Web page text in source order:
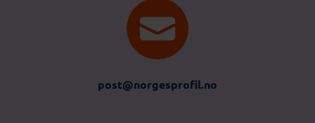
post@norgesprofil.no